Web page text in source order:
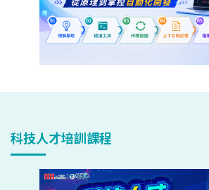
科技人才培訓課程